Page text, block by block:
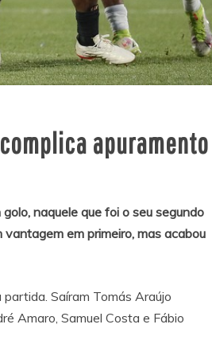
apuramento
naquele que foi o seu segundo
em primeiro, mas acabou
Saíram Tomás Araújo
Amaro, Samuel Costa e Fábio